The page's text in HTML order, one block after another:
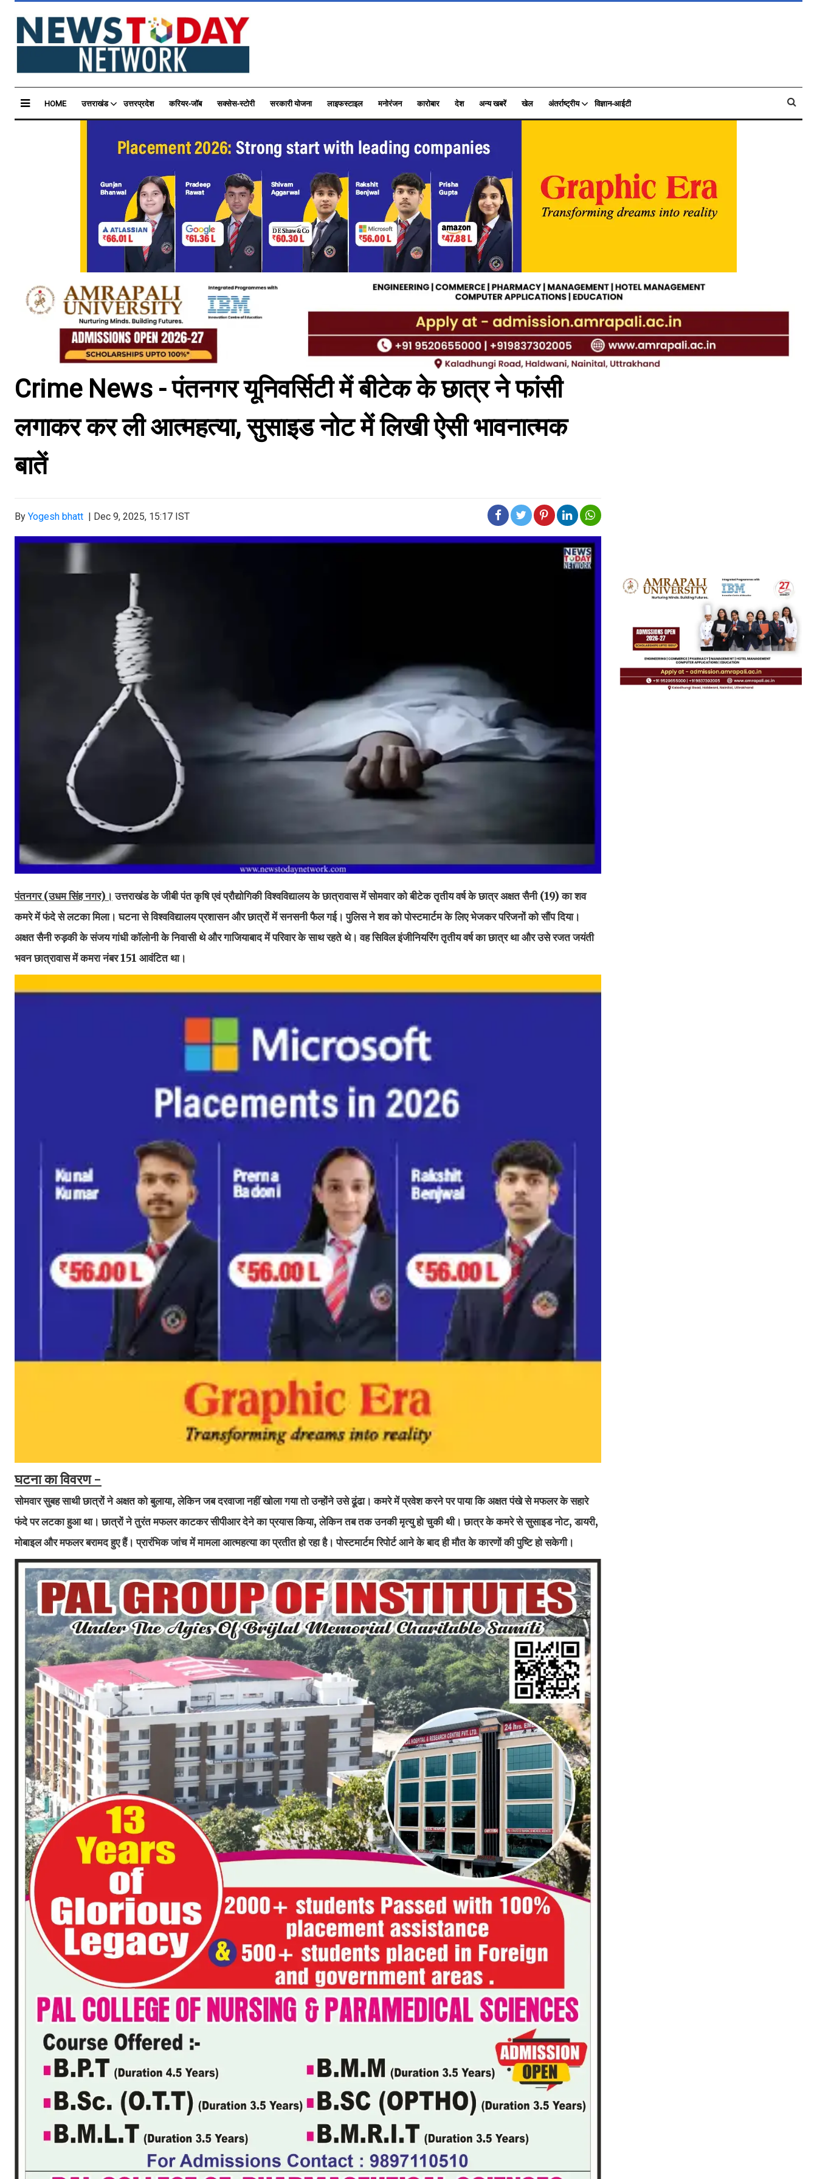
HOME उत्तराखंड उत्तरप्रदेश करियर-जॉब सक्सेस-स्टोरी सरकारी योजना लाइफस्टाइल मनोरंजन कारोबार देश अन्य खबरें खेल अंतर्राष्ट्रीय विज्ञान-आईटी
Crime News - पंतनगर यूनिवर्सिटी में बीटेक के छात्र ने फांसी
लगाकर कर ली आत्महत्या, सुसाइड नोट में लिखी ऐसी भावनात्मक
बातें
By Yogesh bhatt | Dec 9, 2025, 15:17 IST
पंतनगर (उधम सिंह नगर)। उत्तराखंड के जीबी पंत कृषि एवं प्रौद्योगिकी विश्वविद्यालय के छात्रावास में सोमवार को बीटेक तृतीय वर्ष के छात्र अक्षत सैनी (19) का शव
कमरे में फंदे से लटका मिला। घटना से विश्वविद्यालय प्रशासन और छात्रों में सनसनी फैल गई। पुलिस ने शव को पोस्टमार्टम के लिए भेजकर परिजनों को सौंप दिया।
अक्षत सैनी रुड़की के संजय गांधी कॉलोनी के निवासी थे और गाजियाबाद में परिवार के साथ रहते थे। वह सिविल इंजीनियरिंग तृतीय वर्ष का छात्र था और उसे रजत जयंती
भवन छात्रावास में कमरा नंबर 151 आवंटित था।
घटना का विवरण -
सोमवार सुबह साथी छात्रों ने अक्षत को बुलाया, लेकिन जब दरवाजा नहीं खोला गया तो उन्होंने उसे ढूंढा। कमरे में प्रवेश करने पर पाया कि अक्षत पंखे से मफलर के सहारे
फंदे पर लटका हुआ था। छात्रों ने तुरंत मफलर काटकर सीपीआर देने का प्रयास किया, लेकिन तब तक उनकी मृत्यु हो चुकी थी। छात्र के कमरे से सुसाइड नोट, डायरी,
मोबाइल और मफलर बरामद हुए हैं। प्रारंभिक जांच में मामला आत्महत्या का प्रतीत हो रहा है। पोस्टमार्टम रिपोर्ट आने के बाद ही मौत के कारणों की पुष्टि हो सकेगी।